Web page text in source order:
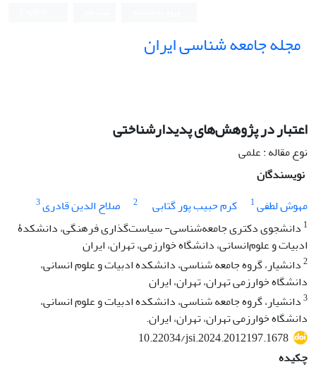
مجله جامعه شناسی ایران
اعتبار در پژوهش‌های پدیدارشناختی
نوع مقاله : علمی
نویسندگان
مهوش لطفی1 کرم حبیب پور گتابی 2 صلاح الدین قادری3
1 دانشجوی دکتری جامعه‌شناسی- سیاست‌گذاری فرهنگی، دانشکدۀ
ادبیات و علوم‌انسانی، دانشگاه خوارزمی، تهران، ایران
2دانشیار، گروه جامعه شناسی، دانشکده ادبیات و علوم انسانی،
دانشگاه خوارزمی تهران، تهران، ایران
3دانشیار، گروه جامعه شناسی، دانشکده ادبیات و علوم انسانی،
دانشگاه خوارزمی تهران، تهران، ایران.
10.22034/jsi.2024.2012197.1678
چکیده